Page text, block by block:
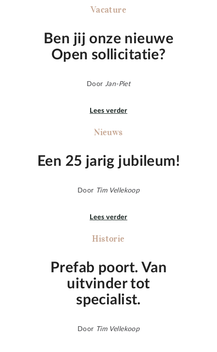
Vacature
Ben jij onze nieuwe
Open sollicitatie?
Door Jan-Piet
Lees verder
Nieuws
Een 25 jarig jubileum!
Door Tim Vellekoop
Lees verder
Historie
Prefab poort. Van
uitvinder tot
specialist.
Door Tim Vellekoop